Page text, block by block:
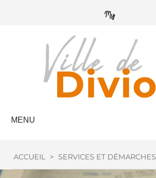
MENU
ACCUEIL > SERVICES ET DÉMARCHES